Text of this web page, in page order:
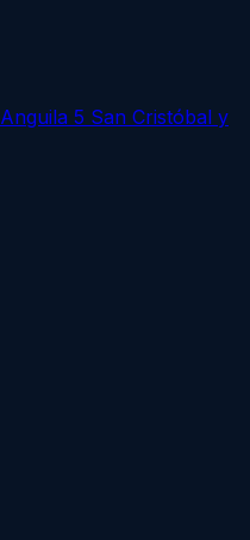
Anguila 5 San Cristóbal y